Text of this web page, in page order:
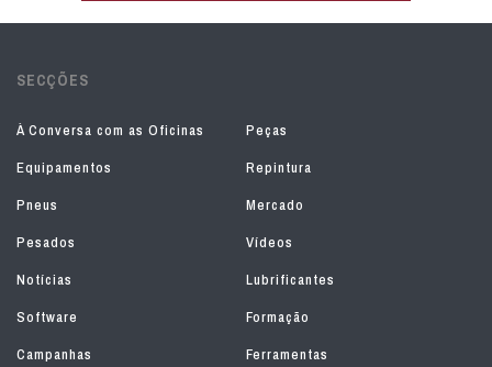
SECÇÕES
À Conversa com as Oficinas
Peças
Equipamentos
Repintura
Pneus
Mercado
Pesados
Vídeos
Notícias
Lubrificantes
Software
Formação
Campanhas
Ferramentas